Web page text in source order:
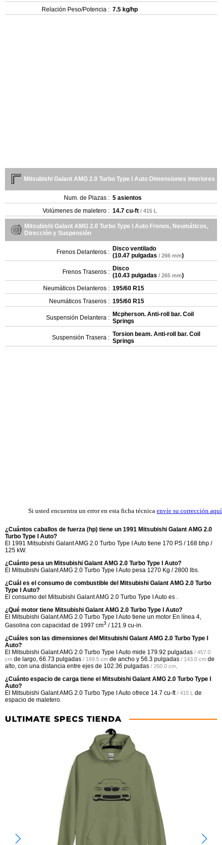
Relación Peso/Potencia : 7.5 kg/hp
Mitsubishi Galant AMG 2.0 Turbo Type I Auto Dimensiones interiores
Num. de Plazas : 5 asientos
Volúmenes de maletero : 14.7 cu-ft / 415 L
Mitsubishi Galant AMG 2.0 Turbo Type I Auto Frenos, Neumáticos,
Dirección y Suspensión
Frenos Delanteros : Disco ventilado
(10.47 pulgadas / 266 mm)
Frenos Traseros : Disco
(10.43 pulgadas / 265 mm)
Neumáticos Delanteros : 195/60 R15
Neumáticos Traseros : 195/60 R15
Suspensión Delantera : Mcpherson. Anti-roll bar. Coil
Springs
Suspensión Trasera : Torsion beam. Anti-roll bar. Coil
Springs
Si usted encuentra un error en esta ficha técnica envíe su corrección aquí
¿Cuántos caballos de fuerza (hp) tiene un 1991 Mitsubishi Galant AMG 2.0
Turbo Type I Auto?
El 1991 Mitsubishi Galant AMG 2.0 Turbo Type I Auto tiene 170 PS / 168 bhp /
125 kW.
¿Cuánto pesa un Mitsubishi Galant AMG 2.0 Turbo Type I Auto?
El Mitsubishi Galant AMG 2.0 Turbo Type I Auto pesa 1270 Kg / 2800 lbs.
¿Cuál es el consumo de combustible del Mitsubishi Galant AMG 2.0 Turbo
Type I Auto?
El consumo del Mitsubishi Galant AMG 2.0 Turbo Type I Auto es .
¿Qué motor tiene Mitsubishi Galant AMG 2.0 Turbo Type I Auto?
El Mitsubishi Galant AMG 2.0 Turbo Type I Auto tiene un motor En línea 4,
Gasolina con capacidad de 1997 cm3 / 121.9 cu-in.
¿Cuáles son las dimensiones del Mitsubishi Galant AMG 2.0 Turbo Type I
Auto?
El Mitsubishi Galant AMG 2.0 Turbo Type I Auto mide 179.92 pulgadas / 457.0
cm de largo, 66.73 pulgadas / 169.5 cm de ancho y 56.3 pulgadas / 143.0 cm de
alto, con una distancia entre ejes de 102.36 pulgadas / 260.0 cm.
¿Cuánto espacio de carga tiene el Mitsubishi Galant AMG 2.0 Turbo Type I
Auto?
El Mitsubishi Galant AMG 2.0 Turbo Type I Auto ofrece 14.7 cu-ft / 415 L de
espacio de maletero.
ULTIMATE SPECS TIENDA